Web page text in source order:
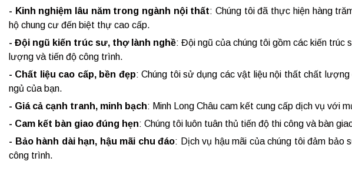
- Kinh nghiệm lâu năm trong ngành nội thất: Chúng tôi đã thực hiện hàng
hộ chung cư đến biệt thự cao cấp.
- Đội ngũ kiến trúc sư, thợ lành nghề: Đội ngũ của chúng tôi gồm các kiến trúc
lượng và tiến độ công trình.
- Chất liệu cao cấp, bền đẹp: Chúng tôi sử dụng các vật liệu nội thất chất
ngủ của bạn.
- Giá cả cạnh tranh, minh bạch: Minh Long Châu cam kết cung cấp dịch vụ với
- Cam kết bàn giao đúng hẹn: Chúng tôi luôn tuân thủ tiến độ thi công và bàn
- Bảo hành dài hạn, hậu mãi chu đáo: Dịch vụ hậu mãi của chúng tôi đảm bảo
công trình.